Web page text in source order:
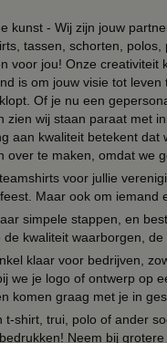
kunst - Wij zijn jouw
tassen, schorten,
voor jou! Onze creativiteit
is om jouw visie tot
Of je nu een
zien wij staan paraat met
aan kwaliteit betekent
over te maken, omdat we
voor jullie
Maar ook om
simpele stappen, en
kwaliteit waarborgen,
klaar voor bedrijven,
we je logo of ontwerp op
komen graag met je in
shirt, trui, polo of ander
Neem bij